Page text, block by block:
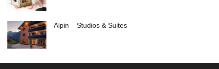
Alpin – Studios & Suites